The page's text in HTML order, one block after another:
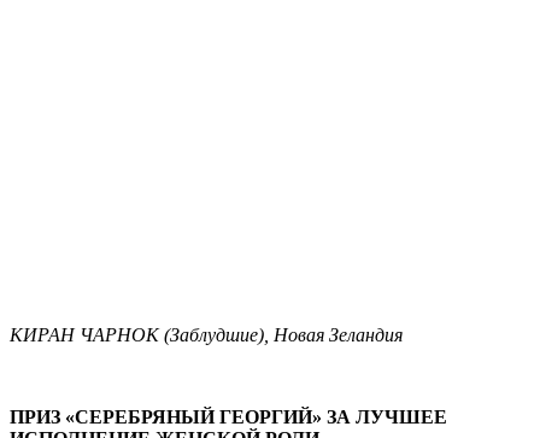
КИРАН ЧАРНОК (Заблудшие), Новая Зеландия
ПРИЗ «СЕРЕБРЯНЫЙ ГЕОРГИЙ» ЗА ЛУЧШЕЕ